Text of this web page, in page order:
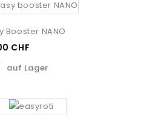
Booster NANO
CHF
auf Lager